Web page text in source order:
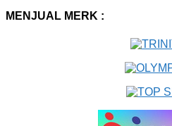
MENJUAL MERK :